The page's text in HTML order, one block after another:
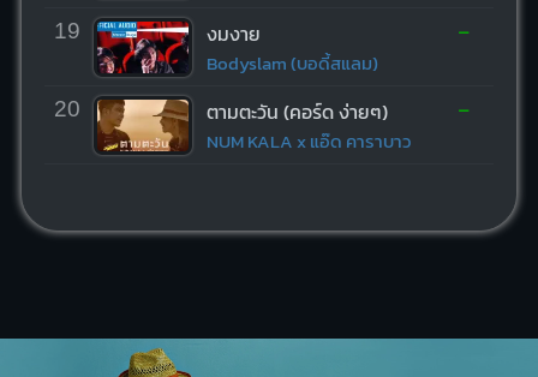
19 งมงาย
Bodyslam (บอดี้สแลม)
-
20 ตามตะวัน (คอร์ด ง่ายๆ)
NUM KALA x แอ๊ด คาราบาว
-